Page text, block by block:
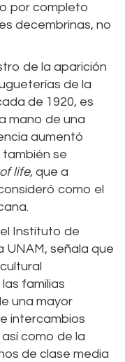
por completo
decembrinas, no
de la aparición
de la
de 1920, es
mano de una
aumentó
se
life, que a
como el
Instituto de
UNAM, señala que
familias
una mayor
intercambios
como de la
de clase media